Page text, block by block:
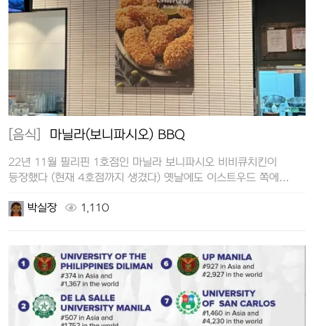
[음식] 마닐라(보니파시오) BBQ
22년 11월 필리핀 1호점인 마닐라 보니파시오 비비큐치킨이
등장했다 (현재 4호점까지 생겼다) 옛날에도 이스트우드 쪽에
박실장
1,110